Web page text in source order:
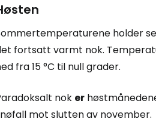
holder
fortsatt varmt nok.
fra 15 °C til null grader.
nok er
mot slutten av november.